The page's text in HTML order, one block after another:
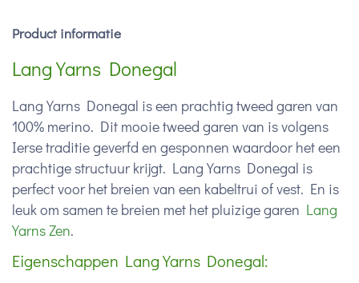
Product informatie
Lang Yarns Donegal
Lang Yarns Donegal is een prachtig tweed garen van
100% merino. Dit mooie tweed garen van is volgens
Ierse traditie geverfd en gesponnen waardoor het een
prachtige structuur krijgt. Lang Yarns Donegal is
perfect voor het breien van een kabeltrui of vest. En is
leuk om samen te breien met het pluizige garen Lang
Yarns Zen.
Eigenschappen Lang Yarns Donegal: